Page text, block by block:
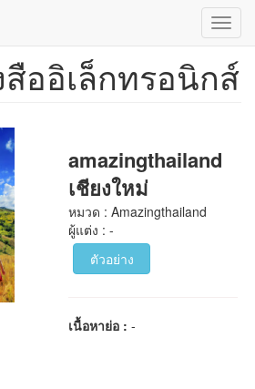
ออิเล็กทรอนิกส์
amazingthailand
เชียงใหม่
หมวด : Amazingthailand
ผู้แต่ง : -
ตัวอย่าง
เนื้อหาย่อ :-